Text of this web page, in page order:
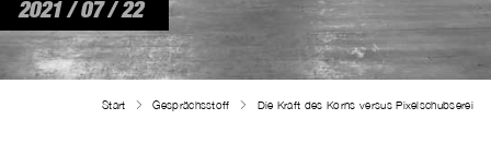
2021 / 07 / 22
Start Gesprächsstoff Die Kraft des Korns versus Pixelschubserei